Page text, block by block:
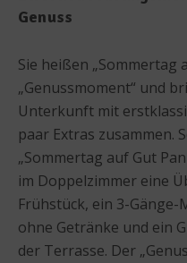
Genuss
Sie heißen „Sommertag
„Genussmoment“ und
Unterkunft mit
paar Extras zusammen.
„Sommertag auf Gut
im Doppelzimmer eine
Frühstück, ein 3-Gänge-
ohne Getränke und ein
der Terrasse. Der